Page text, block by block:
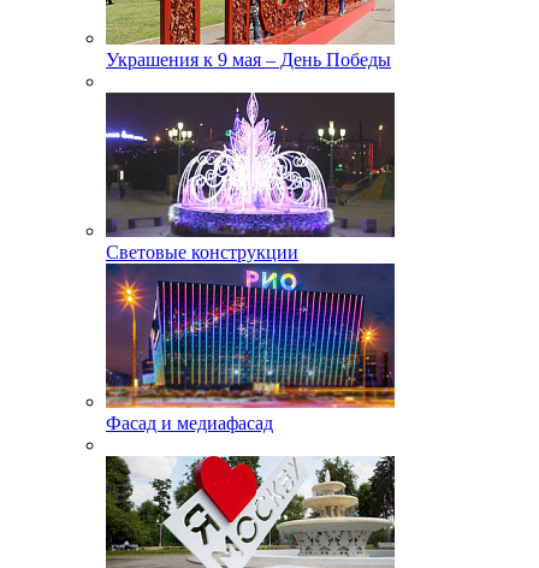
Украшения к 9 мая – День Победы
Световые конструкции
Фасад и медиафасад